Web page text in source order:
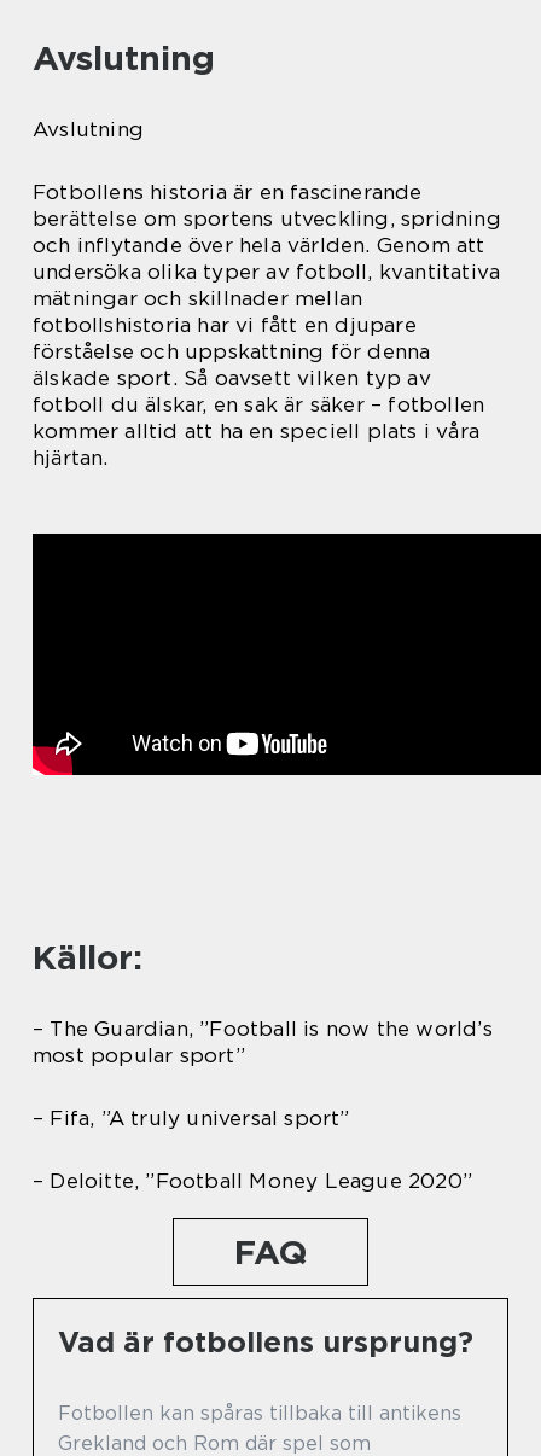
Avslutning
Avslutning
Fotbollens historia är en fascinerande
berättelse om sportens utveckling, spridning
och inflytande över hela världen. Genom att
undersöka olika typer av fotboll, kvantitativa
mätningar och skillnader mellan
fotbollshistoria har vi fått en djupare
förståelse och uppskattning för denna
älskade sport. Så oavsett vilken typ av
fotboll du älskar, en sak är säker – fotbollen
kommer alltid att ha en speciell plats i våra
hjärtan.
Källor:
– The Guardian, ”Football is now the world’s
most popular sport”
– Fifa, ”A truly universal sport”
– Deloitte, ”Football Money League 2020”
FAQ
Vad är fotbollens ursprung?
Fotbollen kan spåras tillbaka till antikens
Grekland och Rom där spel som